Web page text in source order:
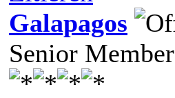
Galapagos
Senior Member